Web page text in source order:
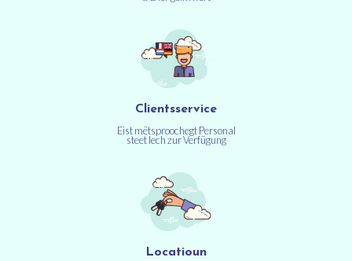
Clientsservice
Eist mëtsproochegt Personal
steet Iech zur Verfügung
Locatioun